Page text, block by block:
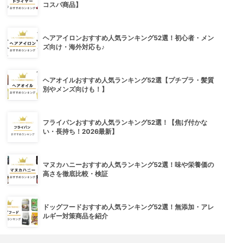
コスパ商品】
ヘアアイロンおすすめ人気ランキング52選！初心者・メン
ズ向け・海外対応も♪
ヘアオイルおすすめ人気ランキング52選【プチプラ・髪質
別やメンズ向けも！】
フライパンおすすめ人気ランキング52選！【焦げ付かな
い・長持ち！2026最新】
マヌカハニーおすすめ人気ランキング52選！味や栄養価の
高さを徹底比較・検証
ドッグフードおすすめ人気ランキング52選！無添加・アレ
ルギー対策商品を紹介